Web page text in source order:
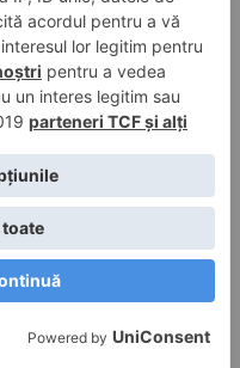
primele
Tudor
Educație,Video